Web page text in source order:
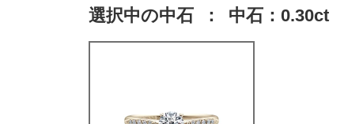
選択中の中石 ： 中石：0.30ct